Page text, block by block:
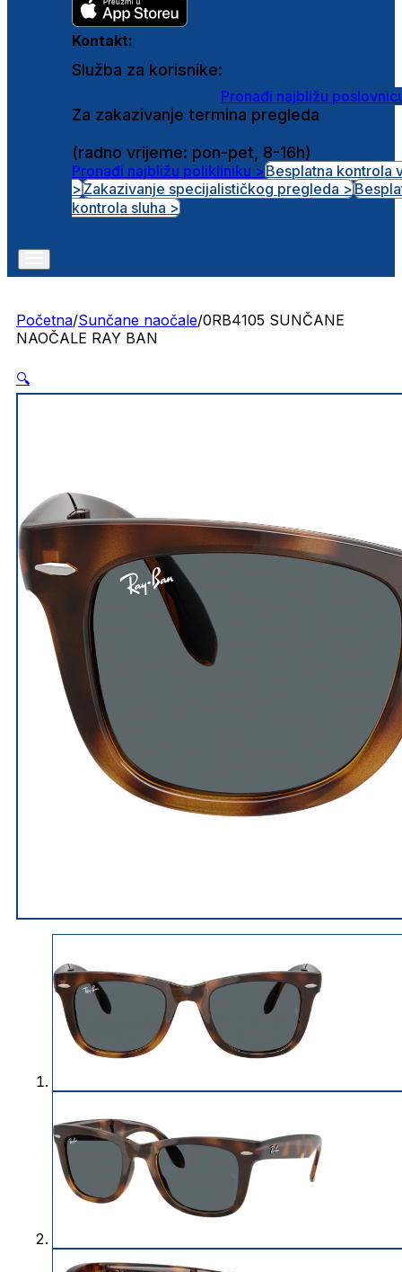
Kontakt:
Služba za korisnike:
Pronađi najbližu
Za zakazivanje termina pregleda
(radno vrijeme: pon-pet, 8-16h)
Pronađi najbližu polikliniku >Besplatna kontrola
>Zakazivanje specijalističkog pregleda >
kontrola sluha >
Početna/Sunčane naočale/0RB4105 SUNČANE
NAOČALE RAY BAN
🔍